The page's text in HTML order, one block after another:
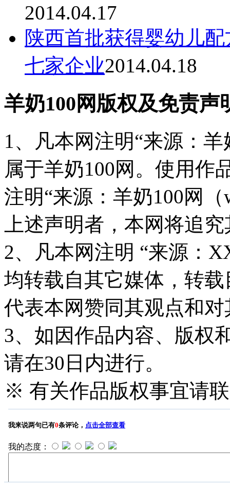
2014.04.17
陕西首批获得婴幼儿
七家企业2014.04.18
羊奶100网版权及免责声
1、凡本网注明“来源：
属于羊奶100网。使用作
注明“来源：羊奶100网（
上述声明者，本网将追
2、凡本网注明 “来源：
均转载自其它媒体，转
代表本网赞同其观点和
3、如因作品内容、版权
请在30日内进行。
※ 有关作品版权事宜请